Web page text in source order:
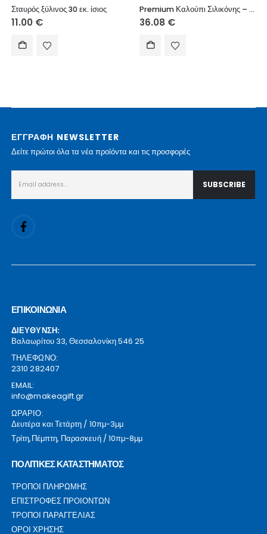
Σταυρός ξύλινος 30 εκ. ίσιος
11.00 €
Premium Καλούπι Σιλικόνης – 🌟 Άγιος Νικόλαος (Υψηλή Ευκρίνεια & Αντοχή)
36.08 €
ΕΓΓΡΑΦΗ NEWSLETTER
Δείτε πρώτοι όλα τα νέα προϊόντα και τις προσφορές
ΕΠΙΚΟΙΝΩΝΙΑ
ΔΙΕΥΘΥΝΣΗ:
Βαλαωρίτου 33, Θεσσαλονίκη 546 25
ΤΗΛΕΦΩΝΟ:
2310 282407
EMAIL:
info@makeagift.gr
ΩΡΑΡΙΟ:
Δευτέρα και Τετάρτη / 10πμ-3μμ
Τρίτη,Πέμπτη, Παρασκευή / 10πμ-8μμ
ΠΟΛΙΤΙΚΕΣ ΚΑΤΑΣΤΗΜΑΤΟΣ
ΤΡΟΠΟΙ ΠΛΗΡΩΜΗΣ
ΕΠΙΣΤΡΟΦΕΣ ΠΡΟΙΟΝΤΩΝ
ΤΡΟΠΟΙ ΠΑΡΑΓΓΕΛΙΑΣ
ΟΡΟΙ ΧΡΗΣΗΣ